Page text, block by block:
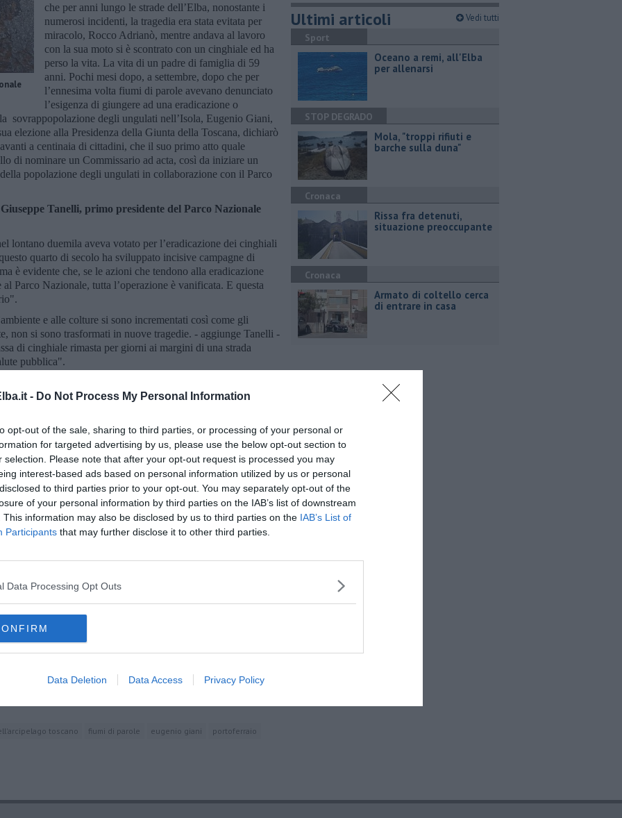
- Do Not Process My Personal Information
opt-out of the sale, sharing to third parties, or processing of your personal or
for targeted advertising by us, please use the below opt-out section to
selection. Please note that after your opt-out request is processed you may
interest-based ads based on personal information utilized by us or personal
to third parties prior to your opt-out. You may separately opt-out of the
of your personal information by third parties on the IAB’s list of downstream
This information may also be disclosed by us to third parties on the IAB’s List of
Participants that may further disclose it to other third parties.
Data Processing Opt Outs
Data Deletion Data Access Privacy Policy
che per anni lungo le strade dell’Elba, nonostante i
numerosi incidenti, la tragedia era stata evitata per
miracolo, Rocco Adrianò, mentre andava al lavoro
con la sua moto si è scontrato con un cinghiale ed ha
perso la vita. La vita di un padre di famiglia di 59
anni. Pochi mesi dopo, a settembre, dopo che per
l’ennesima volta fiumi di parole avevano denunciato
l’esigenza di giungere ad una eradicazione o
sovrappopolazione degli ungulati nell’Isola, Eugenio Giani,
elezione alla Presidenza della Giunta della Toscana, dichiarò
a centinaia di cittadini, che il suo primo atto quale
di nominare un Commissario ad acta, così da iniziare un
popolazione degli ungulati in collaborazione con il Parco
Giuseppe Tanelli, primo presidente del Parco Nazionale
lontano duemila aveva votato per l’eradicazione dei cinghiali
quarto di secolo ha sviluppato incisive campagne di
è evidente che, se le azioni che tendono alla eradicazione
Parco Nazionale, tutta l’operazione è vanificata. E questa
e alle colture si sono incrementati così come gli
non si sono trasformati in nuove tragedie. - aggiunge Tanelli -
di cinghiale rimasta per giorni ai margini di una strada
pubblica".
che la Comunità elbana tutta, e i tanti italiani e stranieri
e rapide, per tentare di uscire da una situazione che
Tanelli.
d'Elba iscriviti allaNewsletter QUInews ELBA.Arriva
nella tua casella di posta.
iscriviti alla
nella tua casella di posta.
promessa"
toscano fiumi di parole eugenio giani
portoferraio
Ultimi articoli Vedi tutti
Sport
Oceano a remi, all'Elba
per allenarsi
STOP DEGRADO
Mola, "troppi rifiuti e
barche sulla duna"
Cronaca
Rissa fra detenuti,
situazione preoccupante
Cronaca
Armato di coltello cerca
di entrare in casa